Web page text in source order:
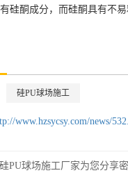
硅酮成分，而硅酮具有不
硅PU球场施工
www.hzsycsy.com/news/
硅PU球场施工厂家为您分享